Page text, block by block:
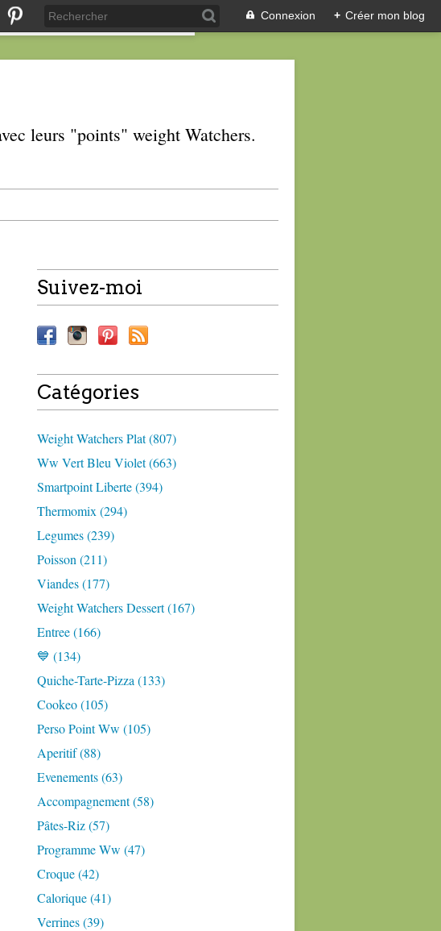
Connexion + Créer mon blog
leurs "points" weight Watchers.
Suivez-moi
Catégories
Weight Watchers Plat (807)
Ww Vert Bleu Violet (663)
Smartpoint Liberte (394)
Thermomix (294)
Legumes (239)
Poisson (211)
Viandes (177)
Weight Watchers Dessert (167)
Entree (166)
💙 (134)
Quiche-Tarte-Pizza (133)
Cookeo (105)
Perso Point Ww (105)
Aperitif (88)
Evenements (63)
Accompagnement (58)
Pâtes-Riz (57)
Programme Ww (47)
Croque (42)
Calorique (41)
Verrines (39)